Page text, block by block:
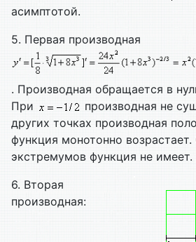
асимптотой.
5. Первая производная
. Производная обращается в
При
производная не
других точках производная
функция монотонно
экстремумов функция не имеет.
6. Вторая
производная: